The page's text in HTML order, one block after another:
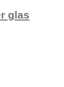
glas